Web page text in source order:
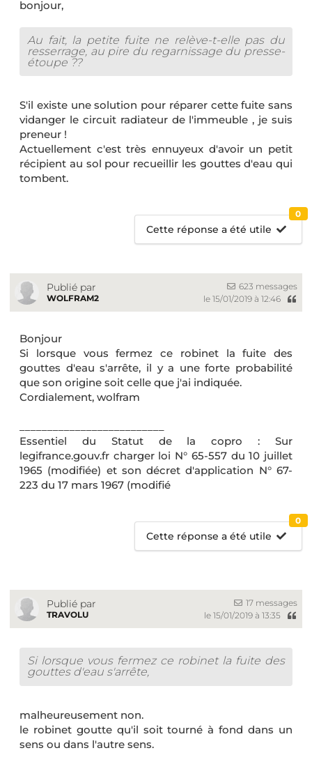
bonjour,
Au fait, la petite fuite ne relève-t-elle pas du
resserrage, au pire du regarnissage du presse-
étoupe ??
S'il existe une solution pour réparer cette fuite sans
vidanger le circuit radiateur de l'immeuble , je suis
preneur !
Actuellement c'est très ennuyeux d'avoir un petit
récipient au sol pour recueillir les gouttes d'eau qui
tombent.
Cette réponse a été utile
0
Publié par
WOLFRAM2
623 messages
le 15/01/2019 à 12:46
Bonjour
Si lorsque vous fermez ce robinet la fuite des
gouttes d'eau s'arrête, il y a une forte probabilité
que son origine soit celle que j'ai indiquée.
Cordialement, wolfram
Essentiel du Statut de la copro : Sur
legifrance.gouv.fr charger loi N° 65-557 du 10 juillet
1965 (modifiée) et son décret d'application N° 67-
223 du 17 mars 1967 (modifié
Cette réponse a été utile
0
Publié par
TRAVOLU
17 messages
le 15/01/2019 à 13:35
Si lorsque vous fermez ce robinet la fuite des
gouttes d'eau s'arrête,
malheureusement non.
le robinet goutte qu'il soit tourné à fond dans un
sens ou dans l'autre sens.